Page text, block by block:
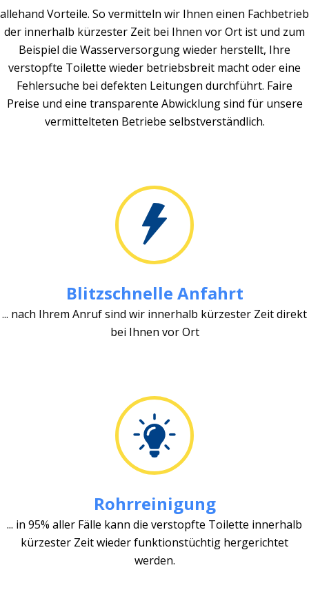
allehand Vorteile. So vermitteln wir Ihnen einen Fachbetrieb
der innerhalb kürzester Zeit bei Ihnen vor Ort ist und zum
Beispiel die Wasserversorgung wieder herstellt, Ihre
verstopfte Toilette wieder betriebsbreit macht oder eine
Fehlersuche bei defekten Leitungen durchführt. Faire
Preise und eine transparente Abwicklung sind für unsere
vermittelteten Betriebe selbstverständlich.
Blitzschnelle Anfahrt
... nach Ihrem Anruf sind wir innerhalb kürzester Zeit direkt
bei Ihnen vor Ort
Rohrreinigung
... in 95% aller Fälle kann die verstopfte Toilette innerhalb
kürzester Zeit wieder funktionstüchtig hergerichtet
werden.